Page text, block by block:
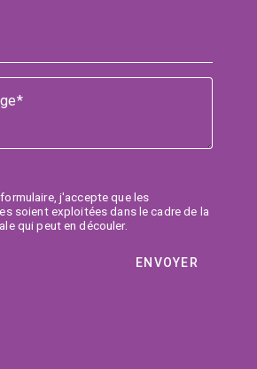
j'accepte que les
soient exploitées dans le cadre de la
qui peut en découler.
ENVOYER